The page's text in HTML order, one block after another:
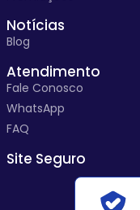
Notícias
Blog
Atendimento
Fale Conosco
WhatsApp
FAQ
Site Seguro